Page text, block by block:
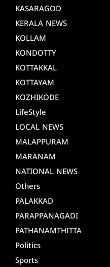
KASARAGOD
KERALA NEWS
KOLLAM
KONDOTTY
KOTTAKKAL
KOTTAYAM
KOZHIKODE
LifeStyle
LOCAL NEWS
MALAPPURAM
MARANAM
NATIONAL NEWS
Others
PALAKKAD
PARAPPANAGADI
PATHANAMTHITTA
Politics
Sports